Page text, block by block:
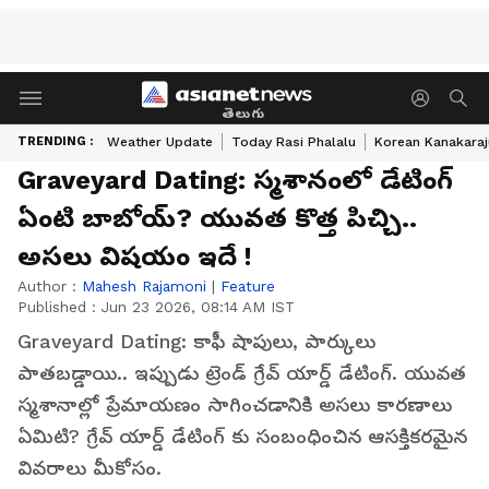
తెలుగు
TRENDING : Weather Update Today Rasi Phalalu Korean
Graveyard Dating: స్మశానంలో డేటింగ్
ఏంటి బాబోయ్? యువత కొత్త పిచ్చి..
అసలు విషయం ఇదే !
Author : Mahesh Rajamoni | Feature
Published : Jun 23 2026, 08:14 AM IST
Graveyard Dating: కాఫీ షాపులు, పార్కులు
పాతబడ్డాయి.. ఇప్పుడు ట్రెండ్ గ్రేవ్ యార్డ్ డేటింగ్. యువత
స్మశానాల్లో ప్రేమాయణం సాగించడానికి అసలు కారణాలు
ఏమిటి? గ్రేవ్ యార్డ్ డేటింగ్ కు సంబంధించిన ఆసక్తికరమైన
వివరాలు మీకోసం.